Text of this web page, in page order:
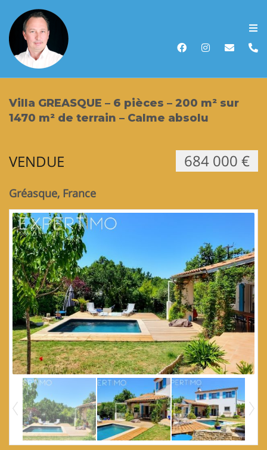
Accueil
Vendre
Biens vendus
Villa GREASQUE – 6 pièces – 200 m² sur
1470 m² de terrain – Calme absolu
VENDUE 684 000 €
Gréasque, France